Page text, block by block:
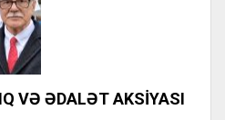
VƏ ƏDALƏT AKSİYASI